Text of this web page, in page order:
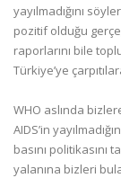
yayılmadığını
pozitif olduğu
raporlarını bile
Türkiye’ye
WHO aslında
AIDS’in
basını politikasını
yalanına bizleri